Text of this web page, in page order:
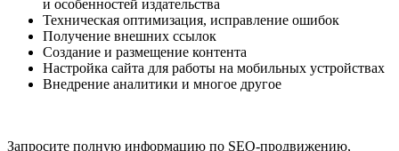
и особенностей издательства
Техническая оптимизация, исправление ошибок
Получение внешних ссылок
Создание и размещение контента
Настройка сайта для работы на мобильных устройствах
Внедрение аналитики и многое другое
Запросите полную информацию по SEO-продвижению,